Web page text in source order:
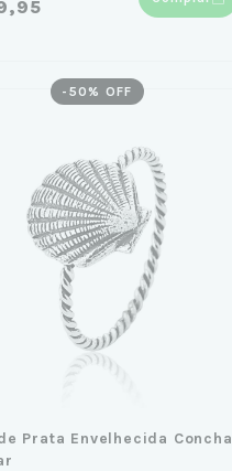
- 50 % OFF
Prata Envelhecida Concha